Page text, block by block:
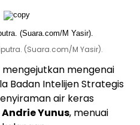
(Suara.com/M Yasir).
mengenai
Badan Intelijen Strategis
air keras
Andrie Yunus, menuai